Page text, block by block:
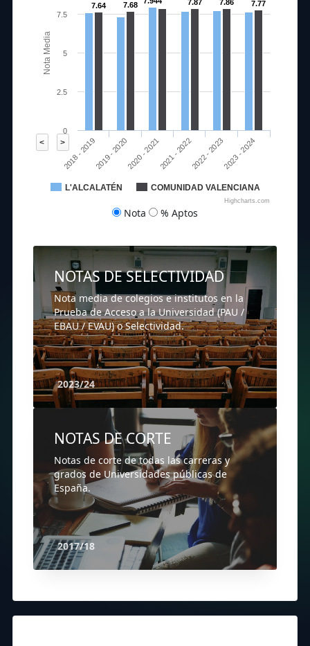
< >
Nota Media
7.64 7.68 7.87 7.86 7.77
L'ALCALATÉN COMUNIDAD VALENCIANA
2018 - 20192019 - 20202020 - 20212021 - 20222022 - 20232023 - 2024
0
2.5
5
7.5
Highcharts.com
Nota % Aptos
NOTAS DE SELECTIVIDAD
Nota media de colegios e institutos en la
Prueba de Acceso a la Universidad (PAU /
EBAU / EVAU) o Selectividad.
2023/24
NOTAS DE CORTE
Notas de corte de todas las carreras y
grados de Universidades públicas de
España.
2017/18